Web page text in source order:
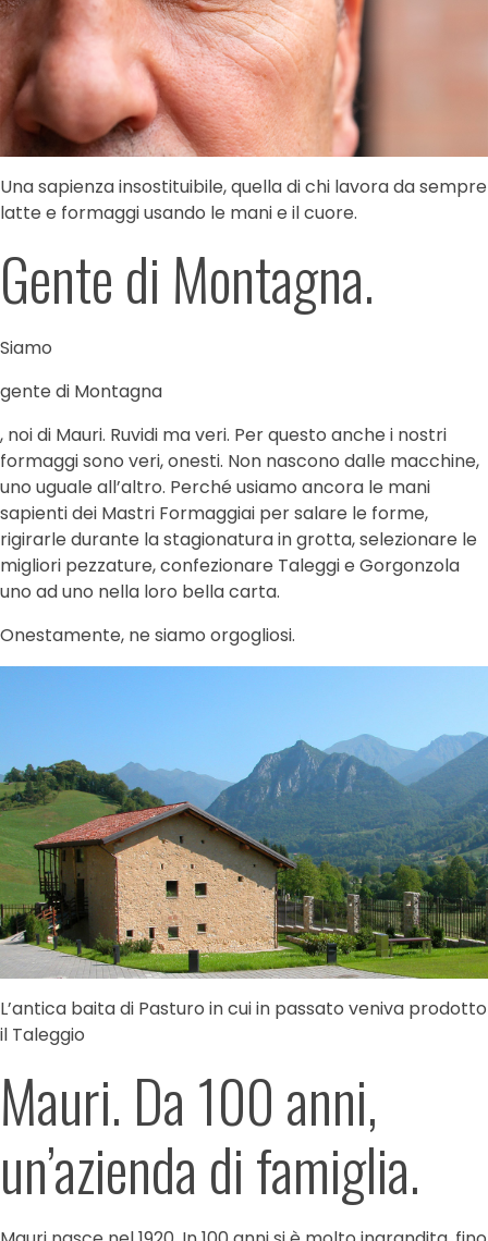
Una sapienza insostituibile, quella di chi lavora da sempre
latte e formaggi usando le mani e il cuore.
Gente di Montagna.
Siamo
gente di Montagna
, noi di Mauri. Ruvidi ma veri. Per questo anche i nostri
formaggi sono veri, onesti. Non nascono dalle macchine,
uno uguale all’altro. Perché usiamo ancora le mani
sapienti dei Mastri Formaggiai per salare le forme,
rigirarle durante la stagionatura in grotta, selezionare le
migliori pezzature, confezionare Taleggi e Gorgonzola
uno ad uno nella loro bella carta.
Onestamente, ne siamo orgogliosi.
L’antica baita di Pasturo in cui in passato veniva prodotto
il Taleggio
Mauri. Da 100 anni,
un’azienda di famiglia.